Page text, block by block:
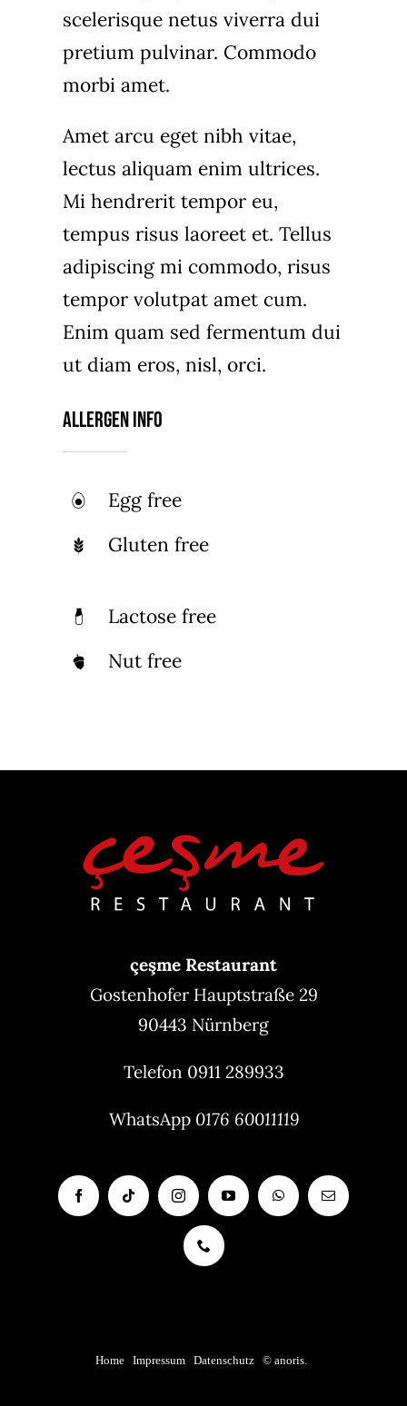
scelerisque netus viverra dui
pretium pulvinar. Commodo
morbi amet.
Amet arcu eget nibh vitae,
lectus aliquam enim ultrices.
Mi hendrerit tempor eu,
tempus risus laoreet et. Tellus
adipiscing mi commodo, risus
tempor volutpat amet cum.
Enim quam sed fermentum dui
ut diam eros, nisl, orci.
Allergen Info
Egg free
Gluten free
Lactose free
Nut free
çeşme Restaurant
Gostenhofer Hauptstraße 29
90443 Nürnberg
Telefon 0911 289933
WhatsApp 0176 60011119
Home| Impressum| Datenschutz| © anoris.|